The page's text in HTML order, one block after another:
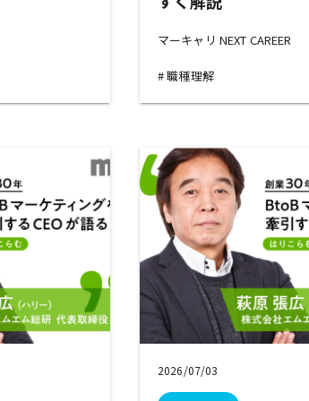
マーキャリ NEXT CAREER
職種理解
2026/07/03